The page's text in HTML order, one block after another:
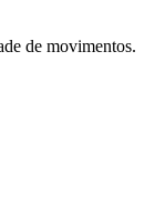
de movimentos.